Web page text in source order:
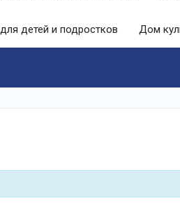
детей и подростков Дом